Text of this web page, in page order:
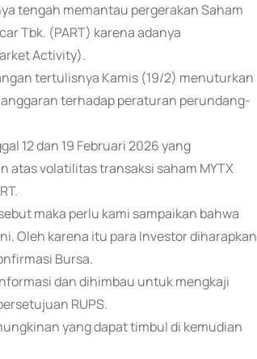
tengah memantau pergerakan Saham
Tbk. (PART) karena adanya
Activity).
tertulisnya Kamis (19/2) menuturkan
terhadap peraturan perundang-
12 dan 19 Februari 2026 yang
atas volatilitas transaksi saham MYTX
maka perlu kami sampaikan bahwa
Oleh karena itu para Investor diharapkan
Bursa.
dan dihimbau untuk mengkaji
RUPS.
yang dapat timbul di kemudian